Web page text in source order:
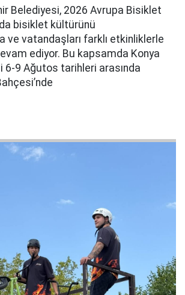
Belediyesi, 2026 Avrupa Bisiklet
bisiklet kültürünü
ve vatandaşları farklı etkinliklerle
ediyor. Bu kapsamda Konya
6-9 Ağutos tarihleri arasında